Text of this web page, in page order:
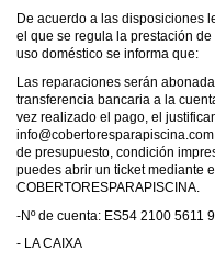
De acuerdo a las disposiciones
el que se regula la prestación
uso doméstico se informa que:
Las reparaciones serán
transferencia bancaria a la
vez realizado el pago, el
de presupuesto, condición
puedes abrir un ticket mediante
COBERTORESPARAPISCINA.
-Nº de cuenta: ES54 2100 5611
- LA CAIXA